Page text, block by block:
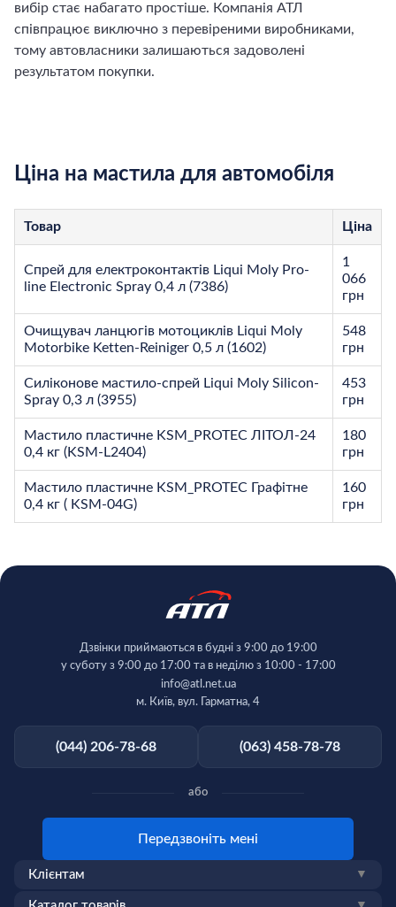
вибір стає набагато простіше. Компанія АТЛ
співпрацює виключно з перевіреними виробниками,
тому автовласники залишаються задоволені
результатом покупки.
Ціна на мастила для автомобіля
Товар Ціна
Спрей для електроконтактів Liqui Moly Pro-
line Electronic Spray 0,4 л (7386)
1
066
грн
Очищувач ланцюгів мотоциклів Liqui Moly
Motorbike Ketten-Reiniger 0,5 л (1602)
548
грн
Силіконове мастило-спрей Liqui Moly Silicon-
Spray 0,3 л (3955)
453
грн
Мастило пластичне KSM_PROTEC ЛІТОЛ-24
0,4 кг (KSM-L2404)
180
грн
Мастило пластичне KSM_PROTEC Графітне
0,4 кг ( KSM-04G)
160
грн
(044) 206-78-68 (063) 458-78-78
Дзвінки приймаються в будні з 9:00 до 19:00
у суботу з 9:00 до 17:00 та в неділю з 10:00 - 17:00
info@atl.net.ua
м. Київ, вул. Гарматна, 4
або
Передзвоніть мені
Клієнтам ▼